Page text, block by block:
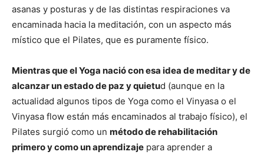
asanas y posturas y de las distintas respiraciones va
encaminada hacia la meditación, con un aspecto más
místico que el Pilates, que es puramente físico.
Mientras que el Yoga nació con esa idea de meditar y de
alcanzar un estado de paz y quietud (aunque en la
actualidad algunos tipos de Yoga como el Vinyasa o el
Vinyasa flow están más encaminados al trabajo físico), el
Pilates surgió como un método de rehabilitación
primero y como un aprendizaje para aprender a